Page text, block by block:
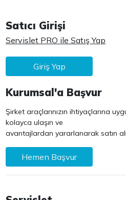
Satıcı Girişi
Servislet PRO ile Satış Yap
Giriş Yap
Kurumsal'a Başvur
Şirket araçlarınızın ihtiyaçlarına
kolayca ulaşın ve
avantajlardan yararlanarak satın
Hemen Başvur